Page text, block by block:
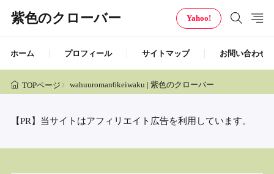
紫色のクローバー Yahoo!
ホーム プロフィール サイトマップ お問い合わせ
TOPページ wahuuroman6keiwaku | 紫色のクローバー
【PR】当サイトはアフィリエイト広告を利用しています。